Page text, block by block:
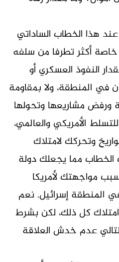
عند هذا الخطاب الساداتي
أكثر تطرفا من سلفه
النفوذ العسكري أو
في المنطقة، ولا بمقاومة
ورفض مشاريعها وتحولها
الأمريكي والعالمي،
وتحركك لامتلاك
الخطاب مما يجعلك دولة
مواجهتك لأمريكا
المنطقة إسرائيل. نعم
كل ذلك، لكن بشرط
عدم خدش العلاقة